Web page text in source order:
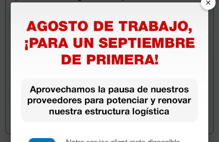
Envía ahora mismo tu pregunta a los colegas que ya
han adquirido este producto.
Envía tu pregunta